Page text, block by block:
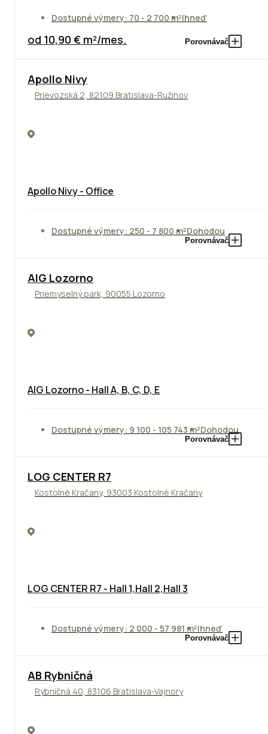
Dostupné výmery: 70 - 2 700 m²Ihneď
od 10,90 € m²/mes. Porovnávač
Apollo Nivy
Prievozská 2, 82109 Bratislava-Ružinov
Apollo Nivy - Office
Dostupné výmery: 250 - 7 800 m²Dohodou
Porovnávač
TOP
AIG Lozorno
Priemyselný park, 90055 Lozorno
AIG Lozorno - Hall A, B, C, D, E
Dostupné výmery: 9 100 - 105 743 m²Dohodou
Porovnávač
TOP
LOG CENTER R7
Kostolné Kračany, 93003 Kostolné Kračany
LOG CENTER R7 - Hall 1,Hall 2,Hall 3
Dostupné výmery: 2 000 - 57 981 m²Ihneď
Porovnávač
AB Rybničná
Rybničná 40, 83106 Bratislava-Vajnory